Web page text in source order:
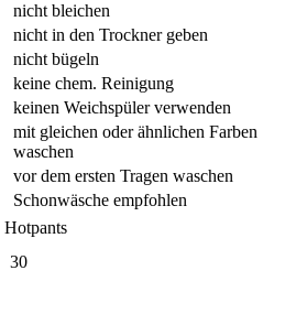
nicht bleichen
nicht in den Trockner geben
nicht bügeln
keine chem. Reinigung
keinen Weichspüler verwenden
mit gleichen oder ähnlichen Farben
waschen
vor dem ersten Tragen waschen
Schonwäsche empfohlen
Hotpants
30